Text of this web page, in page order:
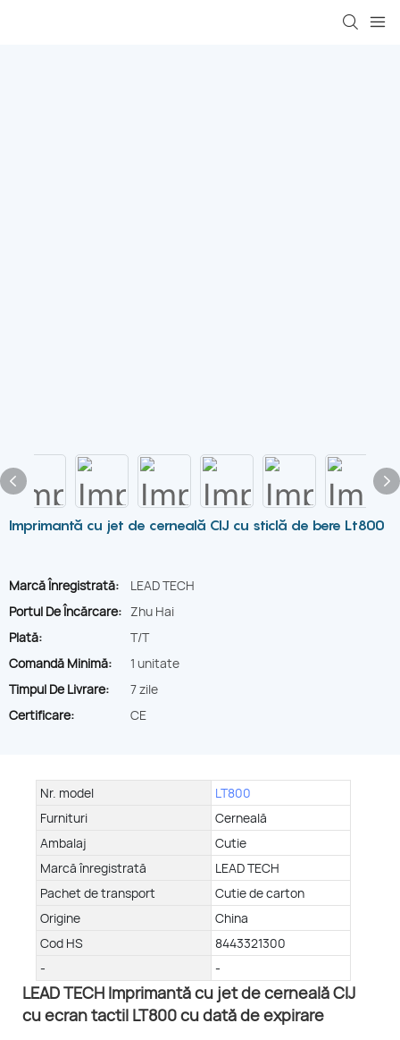
Imprimantă cu jet de cerneală CIJ cu sticlă de bere Lt800
Marcă Înregistrată:
LEAD TECH
Portul De Încărcare: Zhu Hai
Plată:
T/T
Comandă Minimă:
1 unitate
Timpul De Livrare:
7 zile
Certificare:
CE
Nr. model
LT800
Furnituri
Cerneală
Ambalaj
Cutie
Marcă înregistrată
LEAD TECH
Pachet de transport
Cutie de carton
Origine
China
Cod HS
8443321300
-
-
LEAD TECH Imprimantă cu jet de cerneală CIJ
cu ecran tactil LT800 cu dată de expirare